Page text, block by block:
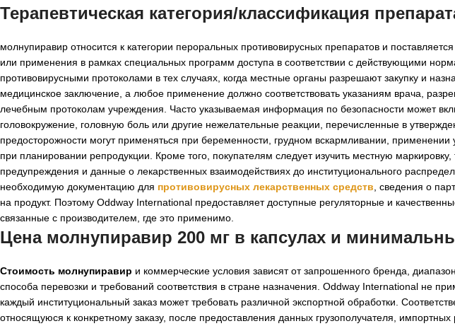
Терапевтическая категория/классификация
молнупиравир относится к категории пероральных противовирусных препаратов и
или применения в рамках специальных программ доступа в соответствии с действующими
противовирусными протоколами в тех случаях, когда местные органы разрешают закупку и
медицинское заключение, а любое применение должно соответствовать указаниям врача,
лечебным протоколам учреждения. Часто указываемая информация по безопасности может
головокружение, головную боль или другие нежелательные реакции, перечисленные в
предосторожности могут применяться при беременности, грудном вскармливании,
при планировании репродукции. Кроме того, покупателям следует изучить местную
предупреждения и данные о лекарственных взаимодействиях до институционального
необходимую документацию для противовирусных лекарственных средств , сведения о
на продукт. Поэтому Oddway International предоставляет доступные регуляторные и
связанные с производителем, где это применимо.
Цена молнупиравир 200 мг в капсулах и
Стоимость молнупиравир и коммерческие условия зависят от запрошенного бренда,
способа перевозки и требований соответствия в стране назначения. Oddway International не
каждый институциональный заказ может требовать различной экспортной обработки.
относящуюся к конкретному заказу, после предоставления данных грузополучателя,